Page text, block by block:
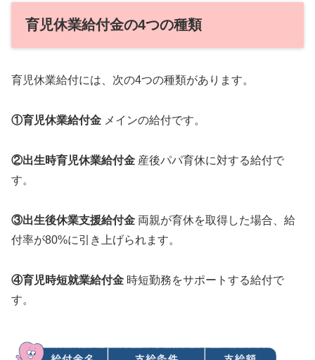
育児休業給付金の4つの種類
育児休業給付には、次の4つの種類があります。
①育児休業給付金 メインの給付です。
②出生時育児休業給付金 産後パパ育休に対する給付で
す。
③出生後休業支援給付金 両親が育休を取得した場合、給
付率が80%に引き上げられます。
④育児時短就業給付金 時短勤務をサポートする給付で
す。